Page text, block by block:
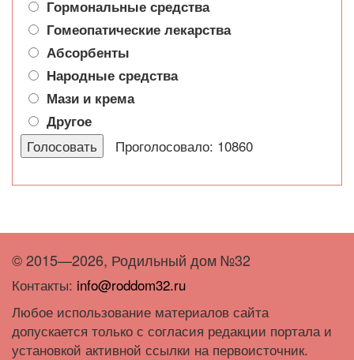
Гормональные средства
Гомеопатические лекарства
Абсорбенты
Народные средства
Мази и крема
Другое
Проголосовало: 10860
© 2015—2026, Родильный дом №32
Контакты: info@roddom32.ru
Любое использование материалов сайта
допускается только с согласия редакции портала и
установкой активной ссылки на первоисточник.